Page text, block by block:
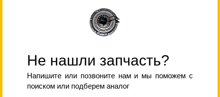
Не нашли запчасть?
Напишите или позвоните нам и мы поможем с
поиском или подберем аналог